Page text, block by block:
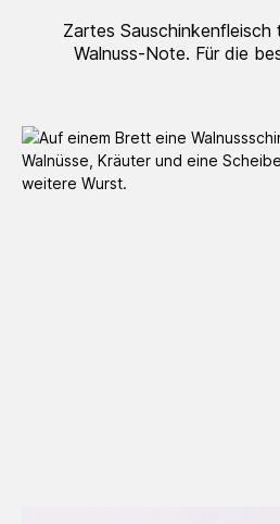
Zartes
Walnuss-Note. Für die